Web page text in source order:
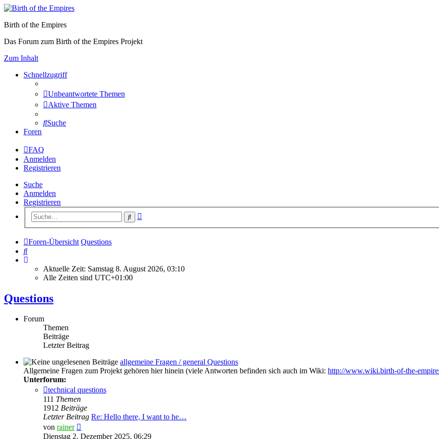
Birth of the Empires
Das Forum zum Birth of the Empires Projekt
Zum Inhalt
Schnellzugriff
Unbeantwortete Themen
Aktive Themen
Suche
Foren
FAQ
Anmelden
Registrieren
Suche
Anmelden
Registrieren
Suche
Foren-Übersicht Questions
Suche
Aktuelle Zeit: Samstag 8. August 2026, 03:10
Alle Zeiten sind UTC+01:00
Questions
Forum
Themen
Beiträge
Letzter Beitrag
allgemeine Fragen / general Questions
Allgemeine Fragen zum Projekt gehören hier hinein (viele Antworten befinden sich auch im Wiki: http://www.wiki.birth-of-the-
Unterforum:
technical questions
111 Themen
1912 Beiträge
Letzter Beitrag Re: Hello there, I want to he…
von rainer
Beitrag
Dienstag 2. Dezember 2025, 06:29